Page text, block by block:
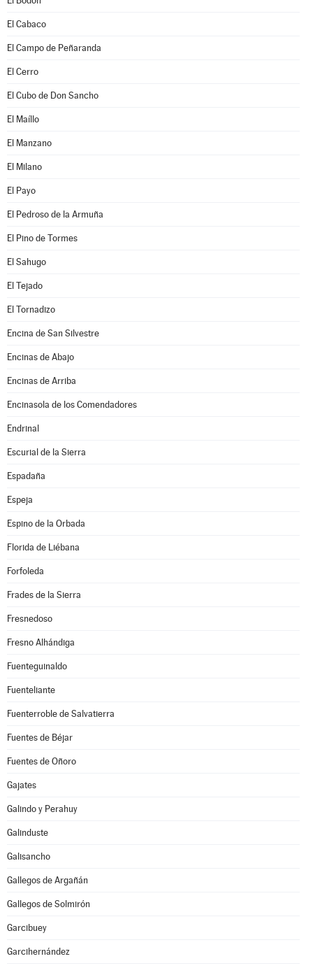
El Cabaco
El Campo de Peñaranda
El Cerro
El Cubo de Don Sancho
El Maíllo
El Manzano
El Milano
El Payo
El Pedroso de la Armuña
El Pino de Tormes
El Sahugo
El Tejado
El Tornadizo
Encina de San Silvestre
Encinas de Abajo
Encinas de Arriba
Encinasola de los Comendadores
Endrinal
Escurial de la Sierra
Espadaña
Espeja
Espino de la Orbada
Florida de Liébana
Forfoleda
Frades de la Sierra
Fresnedoso
Fresno Alhándiga
Fuenteguinaldo
Fuenteliante
Fuenterroble de Salvatierra
Fuentes de Béjar
Fuentes de Oñoro
Gajates
Galindo y Perahuy
Galinduste
Galisancho
Gallegos de Argañán
Gallegos de Solmirón
Garcibuey
Garcihernández